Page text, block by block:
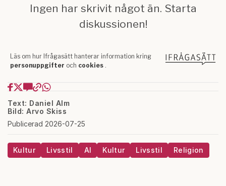
Text: Daniel Alm
Bild: Arvo Skiss
Publicerad 2026-07-25
Kultur Livsstil AI Kultur Livsstil Religion